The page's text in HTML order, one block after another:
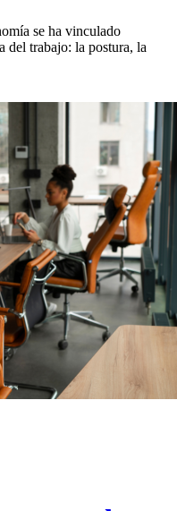
se ha vinculado
del trabajo: la postura, la